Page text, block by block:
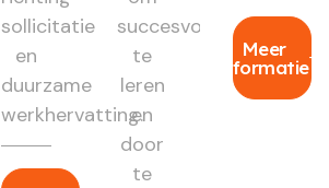
sollicitatie
en
duurzame
werkhervatting.
succesvol
te
leren
en
door
te
Meer
informatie